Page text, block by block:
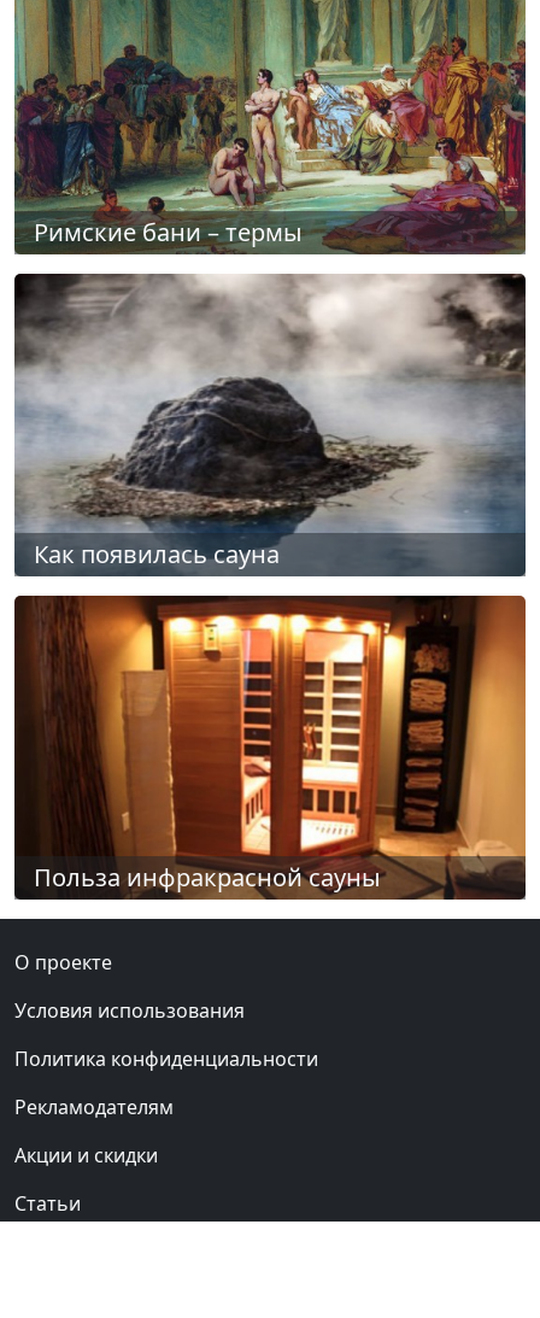
Римские бани – термы
Как появилась сауна
Польза инфракрасной сауны
О проекте
Условия использования
Политика конфиденциальности
Рекламодателям
Акции и скидки
Статьи